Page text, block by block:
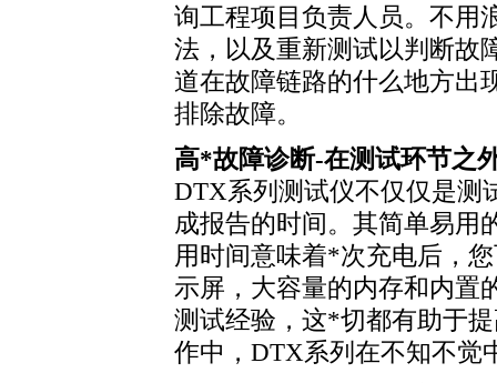
询工程项目负责人员。不用
法，以及重新测试以判断故
道在故障链路的什么地方出
排除故障。
高*故障诊断-在测试环节之
DTX系列测试仪不仅仅是测
成报告的时间。其简单易用
用时间意味着*次充电后，
示屏，大容量的内存和内置
测试经验，这*切都有助于
作中，DTX系列在不知不觉